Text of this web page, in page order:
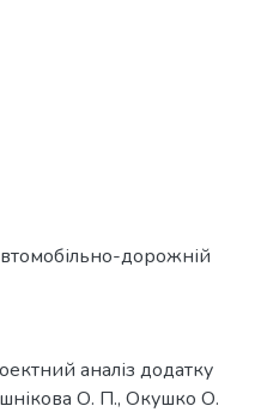
дорожній
аналіз додатку
О. П., Окушко О.